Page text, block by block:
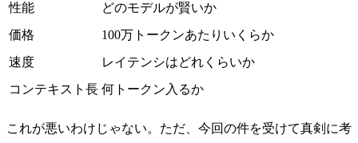
性能
どのモデルが賢いか
価格
100万トークンあたりいくらか
速度
レイテンシはどれくらいか
コンテキスト長 何トークン入るか
これが悪いわけじゃない。ただ、今回の件を受けて真剣に考